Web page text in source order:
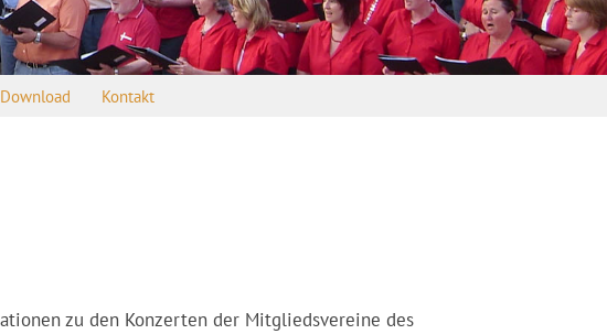
Download Kontakt
zu den Konzerten der Mitgliedsvereine des